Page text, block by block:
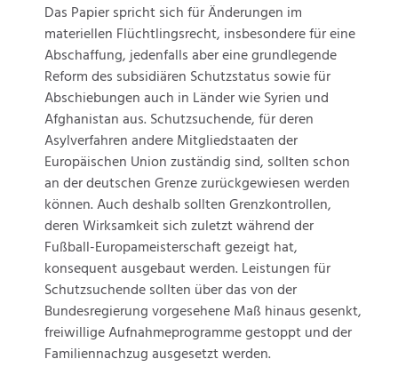
Das Papier spricht sich für Änderungen im
materiellen Flüchtlingsrecht, insbesondere für eine
Abschaffung, jedenfalls aber eine grundlegende
Reform des subsidiären Schutzstatus sowie für
Abschiebungen auch in Länder wie Syrien und
Afghanistan aus. Schutzsuchende, für deren
Asylverfahren andere Mitgliedstaaten der
Europäischen Union zuständig sind, sollten schon
an der deutschen Grenze zurückgewiesen werden
können. Auch deshalb sollten Grenzkontrollen,
deren Wirksamkeit sich zuletzt während der
Fußball-Europameisterschaft gezeigt hat,
konsequent ausgebaut werden. Leistungen für
Schutzsuchende sollten über das von der
Bundesregierung vorgesehene Maß hinaus gesenkt,
freiwillige Aufnahmeprogramme gestoppt und der
Familiennachzug ausgesetzt werden.